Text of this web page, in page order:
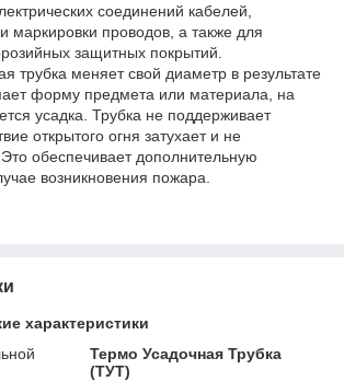
соединений кабелей,
маркировки проводов, а также для
защитных покрытий.
трубка меняет свой диаметр в результате
форму предмета или материала, на
усадка. Трубка не поддерживает
открытого огня затухает и не
обеспечивает дополнительную
возникновения пожара.
характеристики
Термо Усадочная Трубка
(ТУТ)